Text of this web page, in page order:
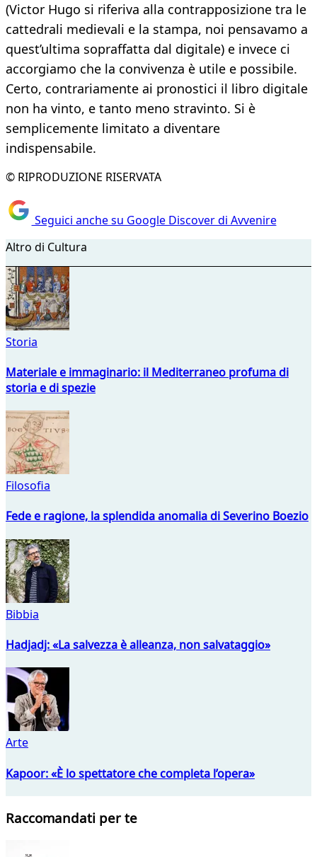
(Victor Hugo si riferiva alla contrapposizione tra le
cattedrali medievali e la stampa, noi pensavamo a
quest’ultima sopraffatta dal digitale) e invece ci
accorgiamo che la convivenza è utile e possibile.
Certo, contrariamente ai pronostici il libro digitale
non ha vinto, e tanto meno stravinto. Si è
semplicemente limitato a diventare
indispensabile.
© RIPRODUZIONE RISERVATA
Seguici anche su Google Discover di Avvenire
Altro di Cultura
Storia
Materiale e immaginario: il Mediterraneo profuma di
storia e di spezie
Filosofia
Fede e ragione, la splendida anomalia di Severino Boezio
Bibbia
Hadjadj: «La salvezza è alleanza, non salvataggio»
Arte
Kapoor: «È lo spettatore che completa l’opera»
Raccomandati per te